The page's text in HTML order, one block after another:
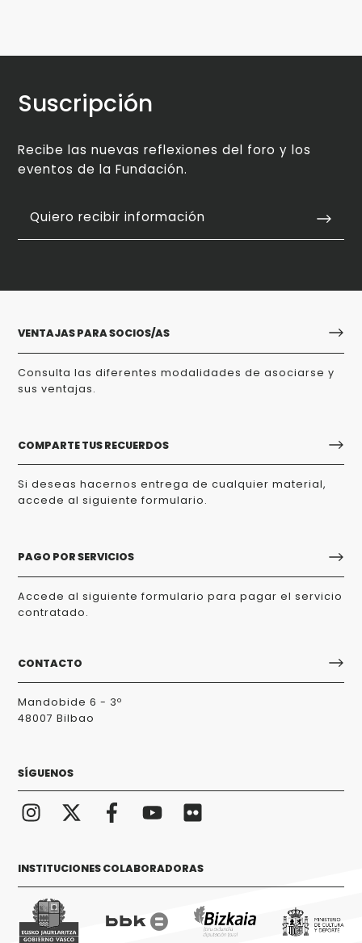
Suscripción
Recibe las nuevas reflexiones del foro y los
eventos de la Fundación.
Quiero recibir información
VENTAJAS PARA SOCIOS/AS
Consulta las diferentes modalidades de asociarse y
sus ventajas.
COMPARTE TUS RECUERDOS
Si deseas hacernos entrega de cualquier material,
accede al siguiente formulario.
PAGO POR SERVICIOS
Accede al siguiente formulario para pagar el servicio
contratado.
CONTACTO
Mandobide 6 - 3º
48007 Bilbao
SÍGUENOS
INSTITUCIONES COLABORADORAS